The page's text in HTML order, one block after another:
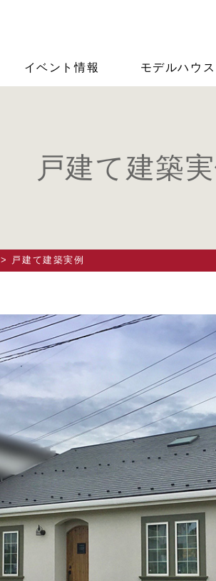
イベント情報 モデルハウス
戸建て建築実
> 戸建て建築実例